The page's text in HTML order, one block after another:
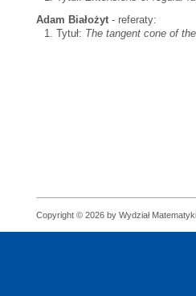
Adam Białożyt - referaty:
Tytuł: The tangent cone of
Copyright © 2026 by Wydział